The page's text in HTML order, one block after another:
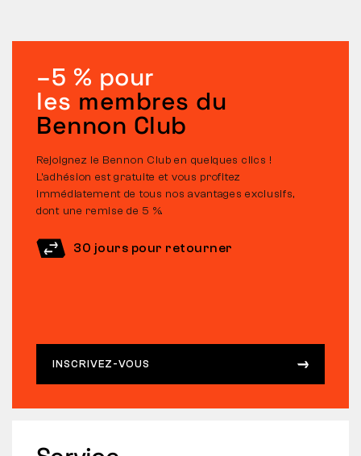
–5 % pour
les membres du
Bennon Club
Rejoignez le Bennon Club en quelques clics !
L’adhésion est gratuite et vous profitez
immédiatement de tous nos avantages exclusifs,
dont une remise de 5 %.
30 jours pour retourner
INSCRIVEZ-VOUS